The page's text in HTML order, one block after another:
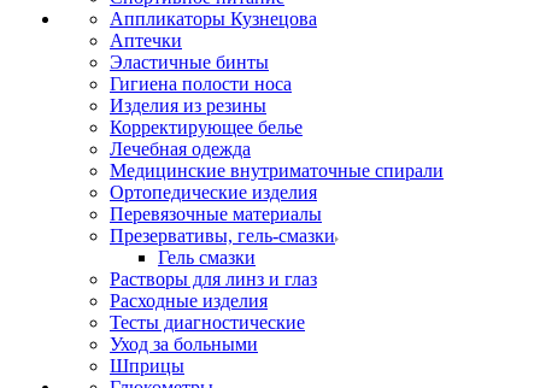
Аппликаторы Кузнецова
Аптечки
Эластичные бинты
Гигиена полости носа
Изделия из резины
Корректирующее белье
Лечебная одежда
Медицинские внутриматочные спирали
Ортопедические изделия
Перевязочные материалы
Презервативы, гель-смазки
Гель смазки
Растворы для линз и глаз
Расходные изделия
Тесты диагностические
Уход за больными
Шприцы